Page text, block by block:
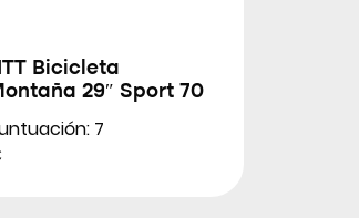
Bicicleta
29″ Sport 70
7